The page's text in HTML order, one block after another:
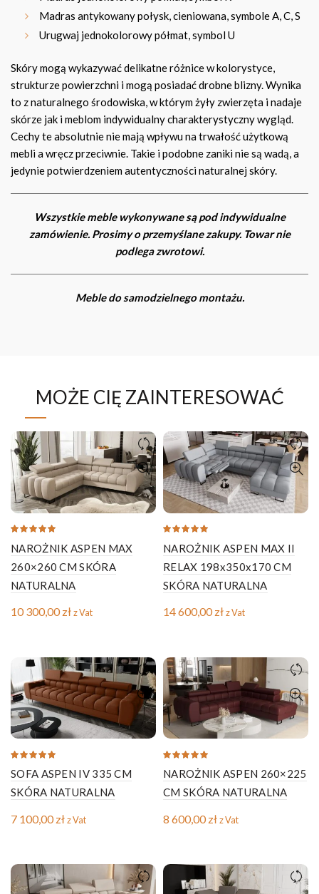
Madras antykowany połysk, cieniowana, symbole A, C, S
Urugwaj jednokolorowy półmat, symbol U
Skóry mogą wykazywać delikatne różnice w kolorystyce,
strukturze powierzchni i mogą posiadać drobne blizny. Wynika
to z naturalnego środowiska, w którym żyły zwierzęta i nadaje
skórze jak i meblom indywidualny charakterystyczny wygląd.
Cechy te absolutnie nie mają wpływu na trwałość użytkową
mebli a wręcz przeciwnie. Takie i podobne zaniki nie są wadą, a
jedynie potwierdzeniem autentyczności naturalnej skóry.
Wszystkie meble wykonywane są pod indywidualne
zamówienie. Prosimy o przemyślane zakupy. Towar nie
podlega zwrotowi.
Meble do samodzielnego montażu.
MOŻE CIĘ ZAINTERESOWAĆ
NAROŻNIK ASPEN MAX
260×260 CM SKÓRA
NATURALNA
10 300,00złz Vat
NAROŻNIK ASPEN MAX II
RELAX 198x350x170 CM
SKÓRA NATURALNA
14 600,00złz Vat
SOFA ASPEN IV 335 CM
SKÓRA NATURALNA
7 100,00złz Vat
NAROŻNIK ASPEN 260×225
CM SKÓRA NATURALNA
8 600,00złz Vat